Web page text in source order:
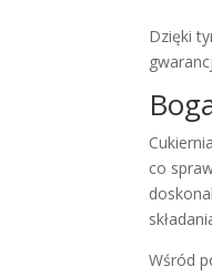
Dzięki
co
Wśród